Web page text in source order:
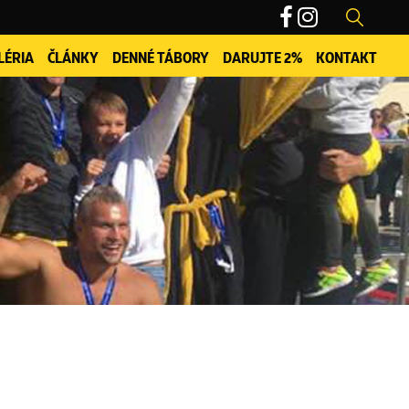
ČLÁNKY DENNÉ TÁBORY DARUJTE 2% KONTAKT